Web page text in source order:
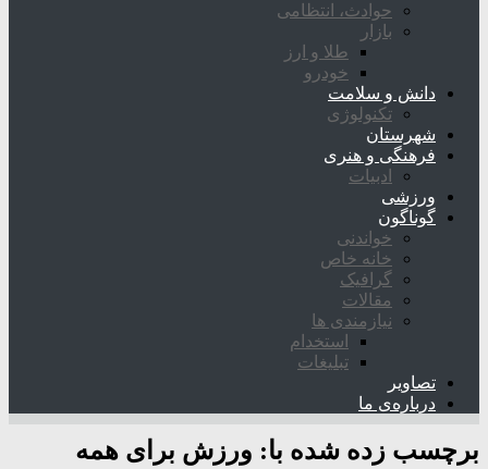
حوادث، انتظامی
بازار
طلا و ارز
خودرو
دانش و سلامت
تکنولوژی
شهرستان
فرهنگی و هنری
ادبیات
ورزشی
گوناگون
خواندنی
خانه خاص
گرافیک
مقالات
نیازمندی ها
استخدام
تبلیغات
تصاویر
درباره‌ی ما
برچسب زده شده با: ورزش برای همه